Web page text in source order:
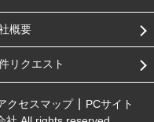
概要
リクエスト
クセスマップ
PCサイト